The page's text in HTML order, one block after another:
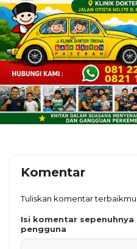
Komentar
Tuliskan komentar
Isi komentar
pengguna